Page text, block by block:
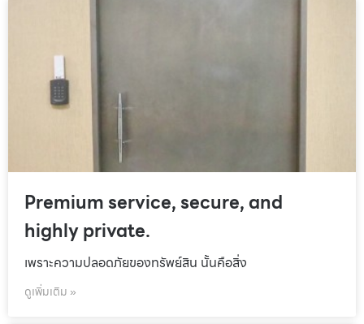
Premium service, secure, and
highly private.
เพราะความปลอดภัยของทรัพย์สิน นั้นคือสิ่ง
ดูเพิ่มเติม »